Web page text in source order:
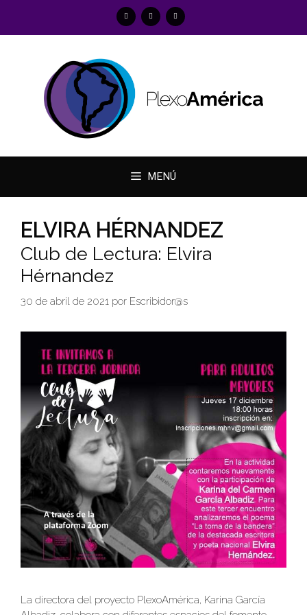
contenido
MENÚ
ELVIRA HÉRNANDEZ
Club de Lectura: Elvira
Hérnandez
30 de abril de 2021 por Escribidor@s
La directora del proyecto PlexoAmérica, Karina García